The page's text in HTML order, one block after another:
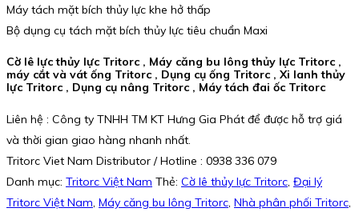
Máy tách mặt bích thủy lực khe hở thấp
Bộ dụng cụ tách mặt bích thủy lực tiêu chuẩn Maxi
Cờ lê lực thủy lực Tritorc , Máy căng bu lông thủy lực Tritorc ,
máy cắt và vát ống Tritorc , Dụng cụ ống Tritorc , Xi lanh thủy
lực Tritorc , Dụng cụ nâng Tritorc , Máy tách đai ốc Tritorc
Liên hệ : Công ty TNHH TM KT Hưng Gia Phát để được hỗ trợ giá
và thời gian giao hàng nhanh nhất.
Tritorc Viet Nam Distributor / Hotline : 0938 336 079
Danh mục: Tritorc Việt Nam Thẻ: Cờ lê thủy lực Tritorc, Đại lý
Tritorc Việt Nam, Máy căng bu lông Tritorc, Nhà phân phối Tritorc,